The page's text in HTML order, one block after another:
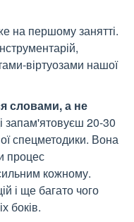
на першому занятті.
віртуозами нашої
словами, а не
запам'ятовуєш 20-30
спецметодики. Вона
процес
кожному.
і ще багато чого
боків.